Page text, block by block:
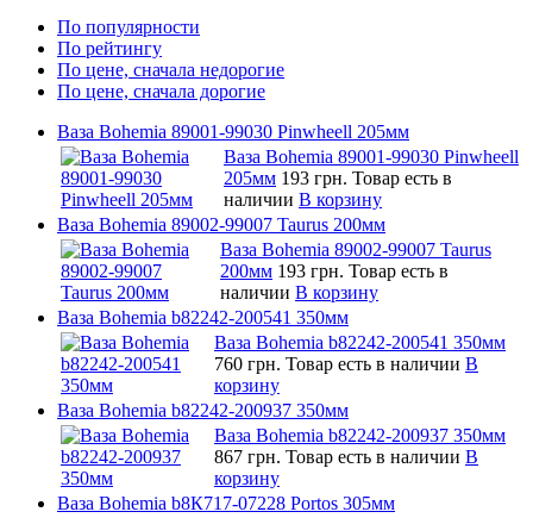
По популярности
По рейтингу
По цене, сначала недорогие
По цене, сначала дорогие
Ваза Bohemia 89001-99030 Pinwheell 205мм
Ваза Bohemia 89001-99030 Pinwheell
205мм 193 грн. Товар есть в
наличии В корзину
Ваза Bohemia 89002-99007 Taurus 200мм
Ваза Bohemia 89002-99007 Taurus
200мм 193 грн. Товар есть в
наличии В корзину
Ваза Bohemia b82242-200541 350мм
Ваза Bohemia b82242-200541 350мм
760 грн. Товар есть в наличии В
корзину
Ваза Bohemia b82242-200937 350мм
Ваза Bohemia b82242-200937 350мм
867 грн. Товар есть в наличии В
корзину
Ваза Bohemia b8К717-07228 Portos 305мм